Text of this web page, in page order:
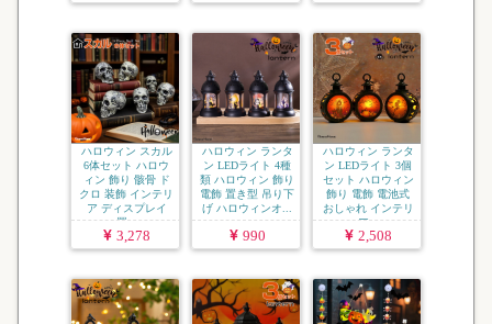
ハロウィン スカル
6体セット ハロウ
ィン 飾り 骸骨 ド
クロ 装飾 インテリ
ア ディスプレイ
置...
3,278
ハロウィン ランタ
ン LEDライト 4種
類 ハロウィン 飾り
電飾 置き型 吊り下
げ ハロウィンオ...
990
ハロウィン ランタ
ン LEDライト 3個
セット ハロウィン
飾り 電飾 電池式
おしゃれ インテリ
ア...
2,508